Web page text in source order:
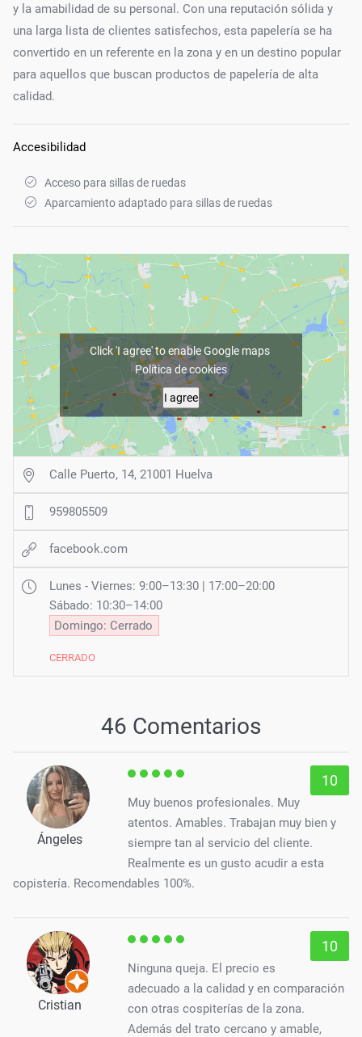
y la amabilidad de su personal. Con una reputación sólida y
una larga lista de clientes satisfechos, esta papelería se ha
convertido en un referente en la zona y en un destino popular
para aquellos que buscan productos de papelería de alta
calidad.
Accesibilidad
Acceso para sillas de ruedas
Aparcamiento adaptado para sillas de ruedas
Click 'I agree' to enable Google maps
Política de cookies
I agree
Calle Puerto, 14, 21001 Huelva
959805509
facebook.com
Lunes - Viernes: 9:00–13:30 | 17:00–20:00
Sábado: 10:30–14:00
Domingo: Cerrado
CERRADO
46 Comentarios
Ángeles
10
Muy buenos profesionales. Muy
atentos. Amables. Trabajan muy bien y
siempre tan al servicio del cliente.
Realmente es un gusto acudir a esta
copistería. Recomendables 100%.
Cristian
10
Ninguna queja. El precio es
adecuado a la calidad y en comparación
con otras cospiterías de la zona.
Además del trato cercano y amable,